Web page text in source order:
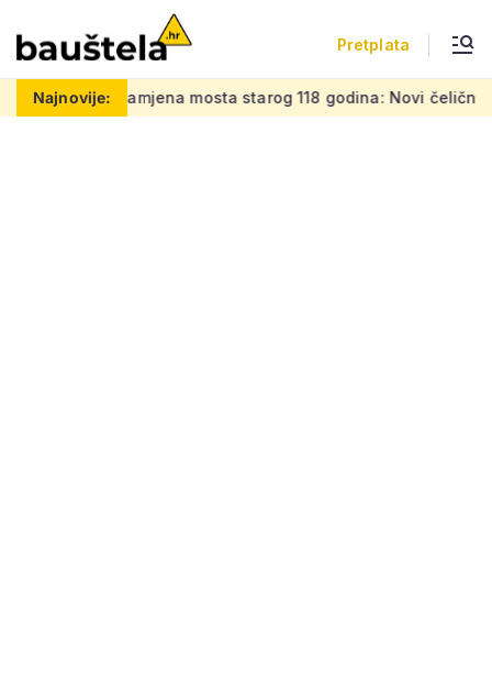
Pretplata
Najnovije:
mosta starog 118 godina: Novi čelični poluluk lebdi